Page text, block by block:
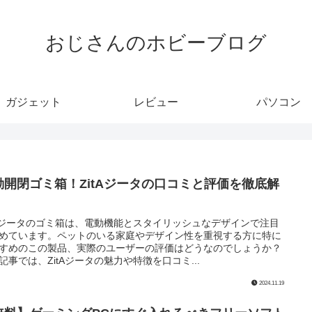
おじさんのホビーブログ
ガジェット レビュー パソコン
開閉ゴミ箱！ZitAジータの口コミと評価を徹底解
ータのゴミ箱は、電動機能とスタイリッシュなデザインで注目
ています。ペットのいる家庭やデザイン性を重視する方に特に
めのこの製品、実際のユーザーの評価はどうなのでしょうか？
事では、ZitAジータの魅力や特徴を口コミ...
2024.11.19